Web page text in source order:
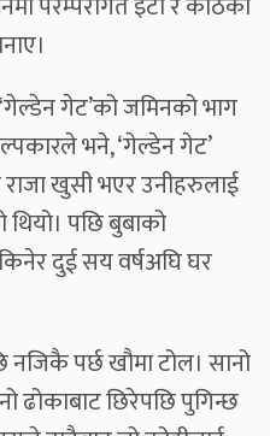
गेट’को जमिनको भाग
भने, ‘गेल्डेन गेट’
खुसी भएर उनीहरुलाई
पछि बुबाको
दुई सय वर्षअघि घर
पर्छ खौमा टोल। सानो
ढोकाबाट छिरेपछि पुगिन्छ